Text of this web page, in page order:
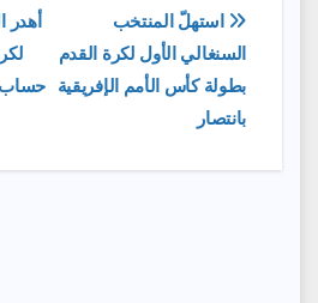
تصفّح
المقالات
أهدر
حساب
استهلّ المنتخب
السنغالي الأول لكرة القدم
بطولة كأس الأمم الإفريقية
بانتصار